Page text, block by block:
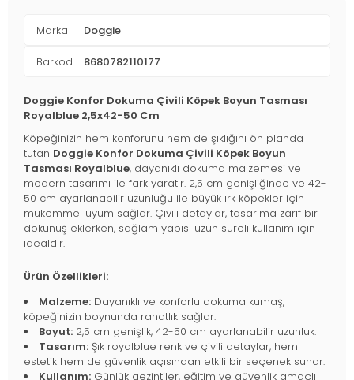
Marka Doggie
Barkod 8680782110177
Doggie Konfor Dokuma Çivili Köpek Boyun Tasması
Royalblue 2,5x42-50 Cm
Köpeğinizin hem konforunu hem de şıklığını ön planda
tutan Doggie Konfor Dokuma Çivili Köpek Boyun
Tasması Royalblue, dayanıklı dokuma malzemesi ve
modern tasarımı ile fark yaratır. 2,5 cm genişliğinde ve 42-
50 cm ayarlanabilir uzunluğu ile büyük ırk köpekler için
mükemmel uyum sağlar. Çivili detaylar, tasarıma zarif bir
dokunuş eklerken, sağlam yapısı uzun süreli kullanım için
idealdir.
Ürün Özellikleri:
Malzeme: Dayanıklı ve konforlu dokuma kumaş,
köpeğinizin boynunda rahatlık sağlar.
Boyut: 2,5 cm genişlik, 42-50 cm ayarlanabilir uzunluk.
Tasarım: Şık royalblue renk ve çivili detaylar, hem
estetik hem de güvenlik açısından etkili bir seçenek sunar.
Kullanım: Günlük gezintiler, eğitim ve güvenlik amaçlı